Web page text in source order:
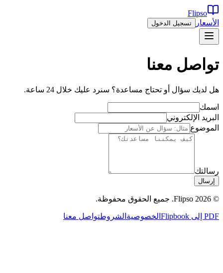
Flipso
الأسعار
تسجيل الدخول
تواصل معنا
هل لديك سؤال أو تحتاج مساعدة؟ سنرد عليك خلال 24 ساعة.
اسمك
البريد الإلكتروني
الموضوع
رسالتك
إرسال
© 2026 Flipso. جميع الحقوق محفوظة.
PDF إلى Flipbook الخصوصية الشروطتواصل معنا